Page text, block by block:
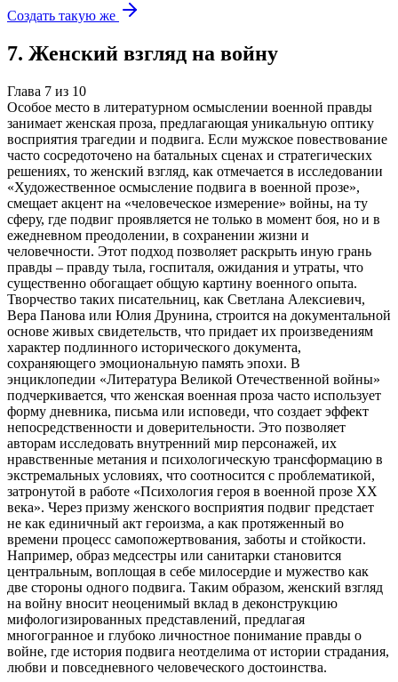
Создать такую же
7. Женский взгляд на войну
Глава 7 из 10
Особое место в литературном осмыслении военной правды
занимает женская проза, предлагающая уникальную оптику
восприятия трагедии и подвига. Если мужское повествование
часто сосредоточено на батальных сценах и стратегических
решениях, то женский взгляд, как отмечается в исследовании
«Художественное осмысление подвига в военной прозе»,
смещает акцент на «человеческое измерение» войны, на ту
сферу, где подвиг проявляется не только в момент боя, но и в
ежедневном преодолении, в сохранении жизни и
человечности. Этот подход позволяет раскрыть иную грань
правды – правду тыла, госпиталя, ожидания и утраты, что
существенно обогащает общую картину военного опыта.
Творчество таких писательниц, как Светлана Алексиевич,
Вера Панова или Юлия Друнина, строится на документальной
основе живых свидетельств, что придает их произведениям
характер подлинного исторического документа,
сохраняющего эмоциональную память эпохи. В
энциклопедии «Литература Великой Отечественной войны»
подчеркивается, что женская военная проза часто использует
форму дневника, письма или исповеди, что создает эффект
непосредственности и доверительности. Это позволяет
авторам исследовать внутренний мир персонажей, их
нравственные метания и психологическую трансформацию в
экстремальных условиях, что соотносится с проблематикой,
затронутой в работе «Психология героя в военной прозе ХХ
века». Через призму женского восприятия подвиг предстает
не как единичный акт героизма, а как протяженный во
времени процесс самопожертвования, заботы и стойкости.
Например, образ медсестры или санитарки становится
центральным, воплощая в себе милосердие и мужество как
две стороны одного подвига. Таким образом, женский взгляд
на войну вносит неоценимый вклад в деконструкцию
мифологизированных представлений, предлагая
многогранное и глубоко личностное понимание правды о
войне, где история подвига неотделима от истории страдания,
любви и повседневного человеческого достоинства.